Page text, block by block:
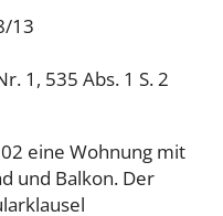
13
1, 535 Abs. 1 S. 2
eine Wohnung mit
und Balkon. Der